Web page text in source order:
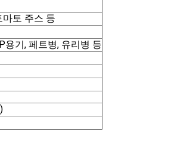
마토 주스 등
용기, 페트병, 유리병 등